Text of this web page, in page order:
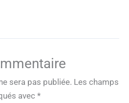
sera pas publiée. Les champs
avec *